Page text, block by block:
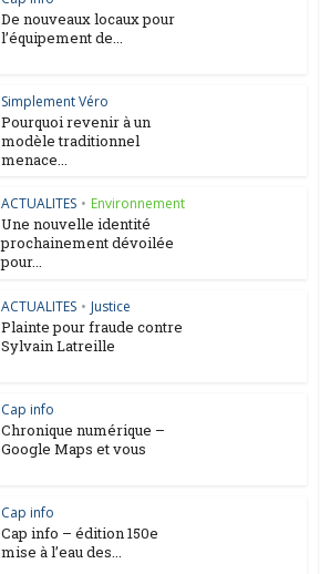
De nouveaux locaux pour
l’équipement de...
Simplement Véro
Pourquoi revenir à un
modèle traditionnel
menace...
ACTUALITES • Environnement
Une nouvelle identité
prochainement dévoilée
pour...
ACTUALITES • Justice
Plainte pour fraude contre
Sylvain Latreille
Cap info
Chronique numérique –
Google Maps et vous
Cap info
Cap info – édition 150e
mise à l’eau des...